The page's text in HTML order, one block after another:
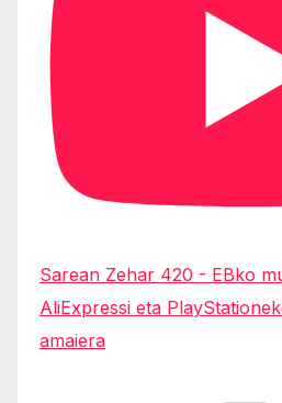
Sarean Zehar 420 - EBko
AliExpressi eta
amaiera